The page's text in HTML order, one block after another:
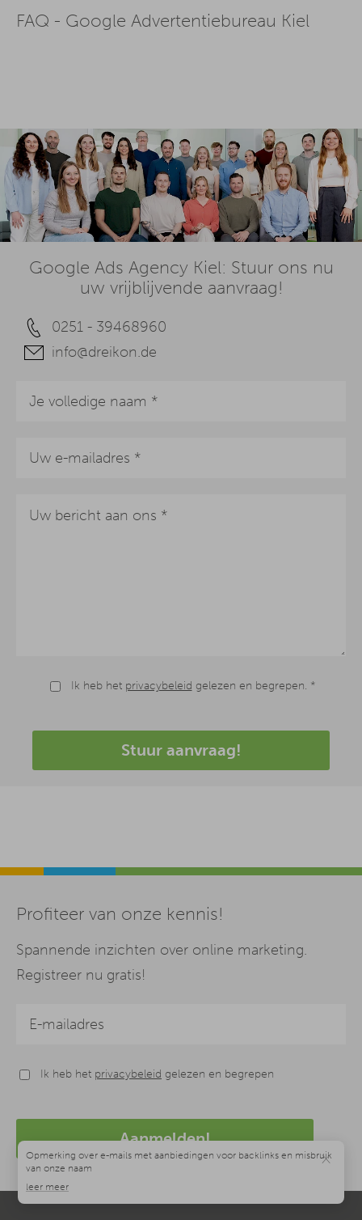
FAQ - Google Advertentiebureau Kiel
Google Ads Agency Kiel: Stuur ons nu
uw vrijblijvende aanvraag!
0251 - 39468960
info@dreikon.de
Ik heb het privacybeleid gelezen en begrepen. *
Stuur aanvraag!
Profiteer van onze kennis!
Spannende inzichten over online marketing.
Registreer nu gratis!
Ik heb het privacybeleid gelezen en begrepen
Aanmelden!
×